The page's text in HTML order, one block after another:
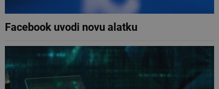
Facebook uvodi novu alatku